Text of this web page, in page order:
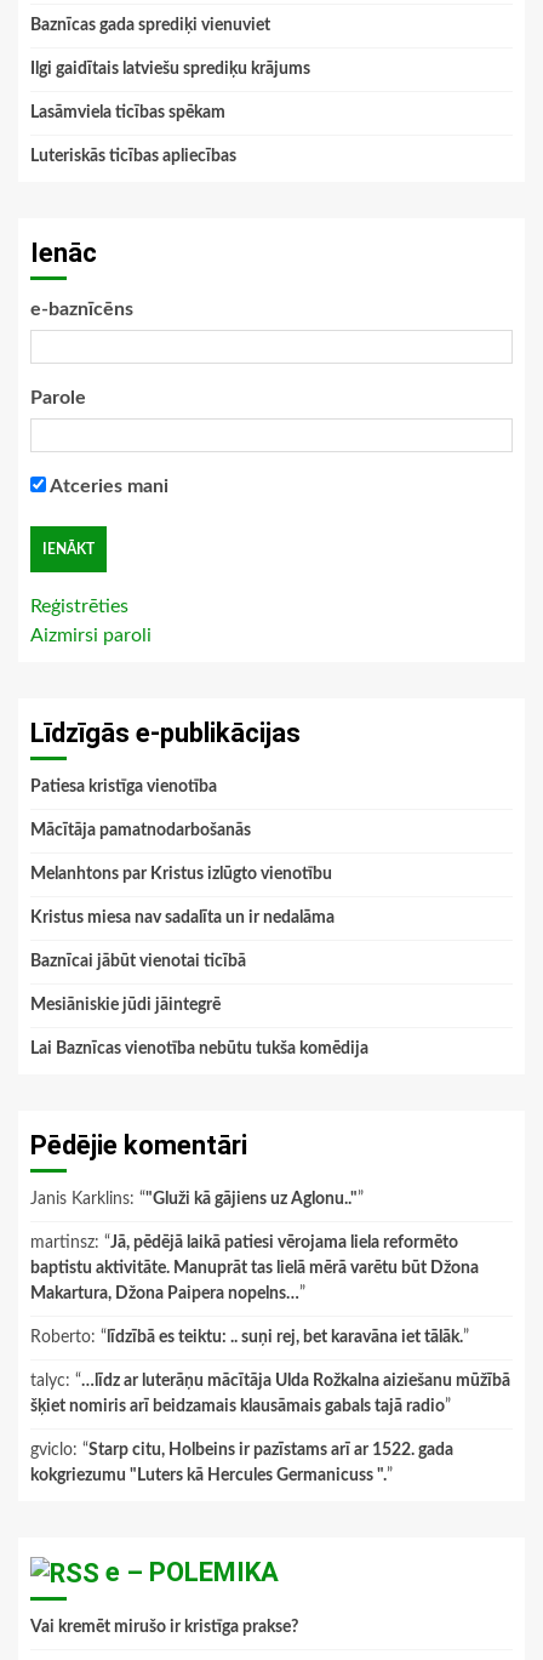
Baznīcas gada sprediķi vienuviet
Ilgi gaidītais latviešu sprediķu krājums
Lasāmviela ticības spēkam
Luteriskās ticības apliecības
Ienāc
e-baznīcēns
Parole
Atceries mani
Reģistrēties
Aizmirsi paroli
Līdzīgās e-publikācijas
Patiesa kristīga vienotība
Mācītāja pamatnodarbošanās
Melanhtons par Kristus izlūgto vienotību
Kristus miesa nav sadalīta un ir nedalāma
Baznīcai jābūt vienotai ticībā
Mesiāniskie jūdi jāintegrē
Lai Baznīcas vienotība nebūtu tukša komēdija
Pēdējie komentāri
Janis Karklins: “"Gluži kā gājiens uz Aglonu.."”
martinsz: “Jā, pēdējā laikā patiesi vērojama liela reformēto
baptistu aktivitāte. Manuprāt tas lielā mērā varētu būt Džona
Makartura, Džona Paipera nopelns…”
Roberto: “ līdzībā es teiktu: .. suņi rej, bet karavāna iet tālāk.”
talyc: “…līdz ar luterāņu mācītāja Ulda Rožkalna aiziešanu mūžībā
šķiet nomiris arī beidzamais klausāmais gabals tajā radio”
gviclo: “Starp citu, Holbeins ir pazīstams arī ar 1522. gada
kokgriezumu "Luters kā Hercules Germanicuss ".”
e – POLEMIKA
Vai kremēt mirušo ir kristīga prakse?